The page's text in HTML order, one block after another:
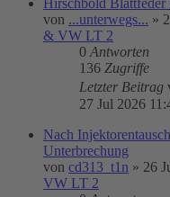
Hirschbold Blattfeder
von ...unterwegs... »
& VW LT 2
0 Antworten
136 Zugriffe
Letzter Beitrag
27 Jul 2026
Nach
Unterbrechung
von cd313_t1n » 26
VW LT 2